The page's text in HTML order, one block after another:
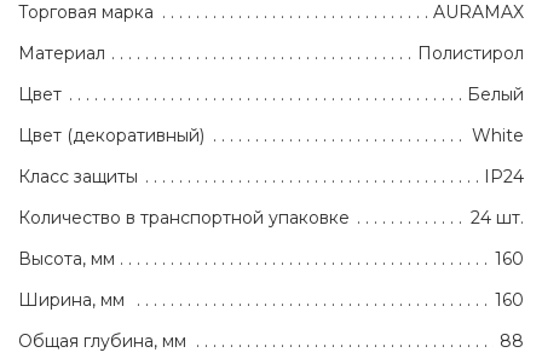
Торговая марка
AURAMAX
Материал
Полистирол
Цвет
Белый
Цвет (декоративный)
White
Класс защиты
IP24
Количество в транспортной упаковке
24 шт.
Высота, мм
160
Ширина, мм
160
Общая глубина, мм
88